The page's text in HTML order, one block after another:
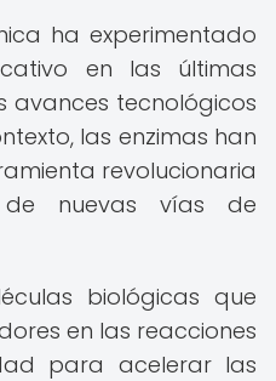
ha experimentado
en las últimas
avances tecnológicos
las enzimas han
revolucionaria
nuevas vías de
biológicas que
en las reacciones
para acelerar las